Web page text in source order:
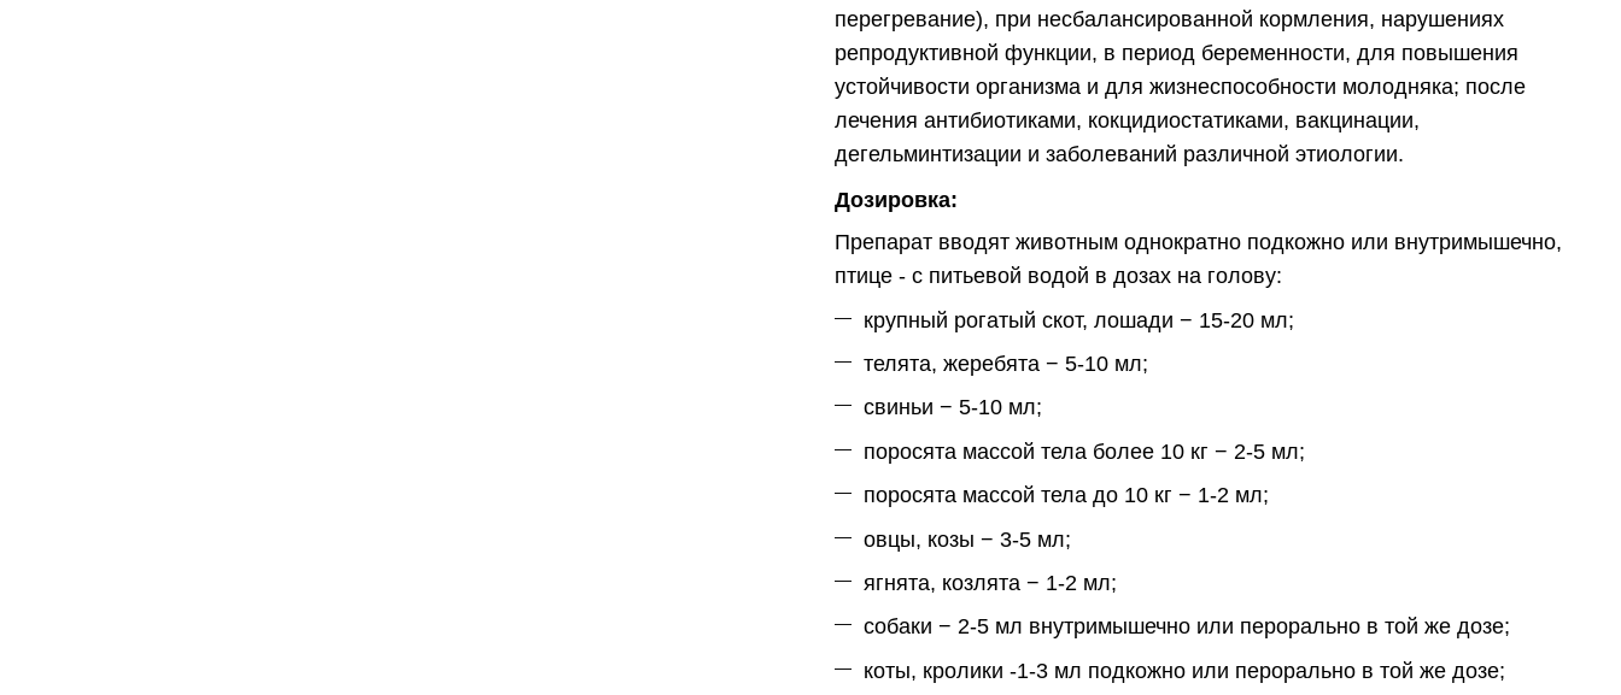
перегревание), при несбалансированной кормления, нарушениях
репродуктивной функции, в период беременности, для повышения
устойчивости организма и для жизнеспособности молодняка; после
лечения антибиотиками, кокцидиостатиками, вакцинации,
дегельминтизации и заболеваний различной этиологии.
Дозировка:
Препарат вводят животным однократно подкожно или внутримышечно,
птице - с питьевой водой в дозах на голову:
крупный рогатый скот, лошади − 15-20 мл;
телята, жеребята − 5-10 мл;
свиньи − 5-10 мл;
поросята массой тела более 10 кг − 2-5 мл;
поросята массой тела до 10 кг − 1-2 мл;
овцы, козы − 3-5 мл;
ягнята, козлята − 1-2 мл;
собаки − 2-5 мл внутримышечно или перорально в той же дозе;
коты, кролики -1-3 мл подкожно или перорально в той же дозе;